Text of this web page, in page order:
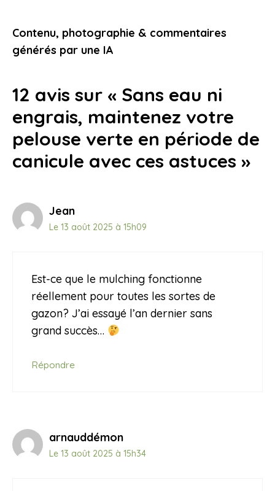
vous touchent
9 novembre 2025
Contenu, photographie & commentaires
générés par une IA
12 avis sur « Sans eau ni
engrais, maintenez votre
pelouse verte en période de
canicule avec ces astuces »
Jean
Le 13 août 2025 à 15h09
Est-ce que le mulching fonctionne
réellement pour toutes les sortes de
gazon? J’ai essayé l’an dernier sans
grand succès…
Répondre
arnauddémon
Le 13 août 2025 à 15h34